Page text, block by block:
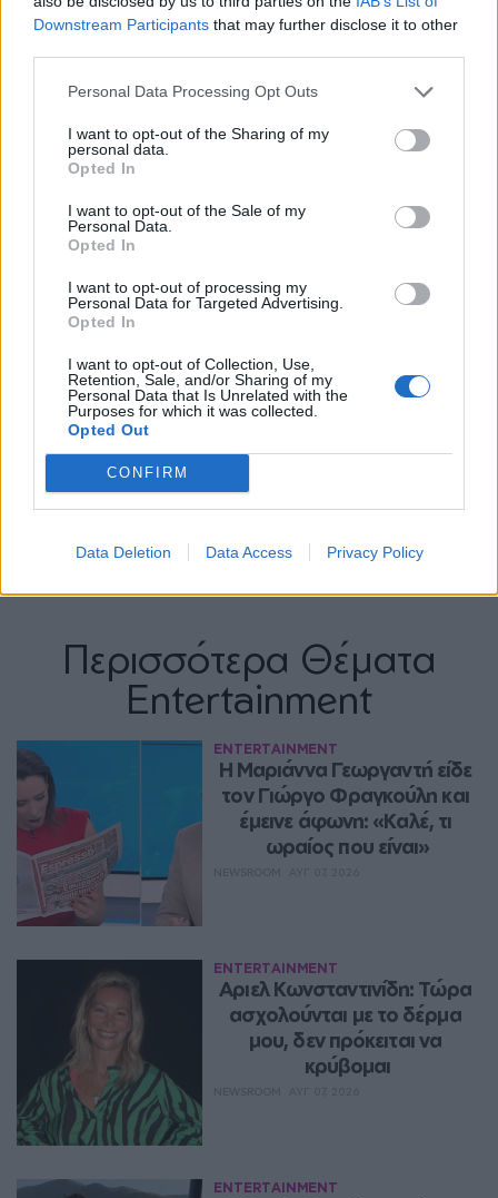
Downstream Participants that may further disclose it to other
Personal Data Processing Opt Outs
I want to opt-out of the Sharing of my
personal data.
Opted In
I want to opt-out of the Sale of my
Personal Data.
Opted In
I want to opt-out of processing my
Personal Data for Targeted Advertising.
Opted In
I want to opt-out of Collection, Use,
Retention, Sale, and/or Sharing of my
Personal Data that Is Unrelated with the
Purposes for which it was collected.
Opted Out
CONFIRM
Data Deletion Data Access Privacy Policy
Περισσότερα Θέματα
Entertainment
ENTERTAINMENT
Η Μαριάννα Γεωργαντή είδε
τον Γιώργο Φραγκούλη και
έμεινε άφωνη: «Καλέ, τι
ωραίος που είναι»
ENTERTAINMENT
Αριελ Κωνσταντινίδη: Τώρα
ασχολούνται με το δέρμα
μου, δεν πρόκειται να
κρύβομαι
ENTERTAINMENT